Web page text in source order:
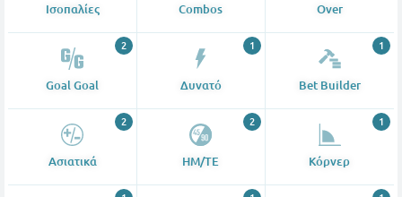
Ισοπαλίες Combos Over
Goal Goal
2
Δυνατό
1
Bet Builder
1
Ασιατικά
2
ΗΜ/ΤΕ
2
Κόρνερ
1